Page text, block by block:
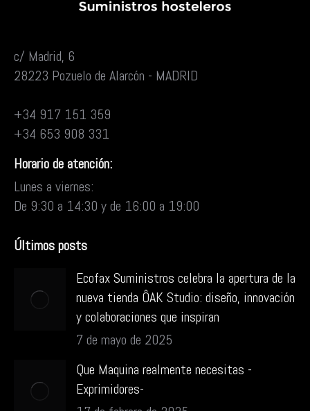
c/ Madrid, 6
28223 Pozuelo de Alarcón - MADRID
+34 917 151 359
+34 653 908 331
Horario de atención:
Lunes a viernes:
De 9:30 a 14:30 y de 16:00 a 19:00
Últimos posts
Ecofax Suministros celebra la apertura de la
nueva tienda ÔAK Studio: diseño, innovación
y colaboraciones que inspiran
7 de mayo de 2025
Que Maquina realmente necesitas -
Exprimidores-